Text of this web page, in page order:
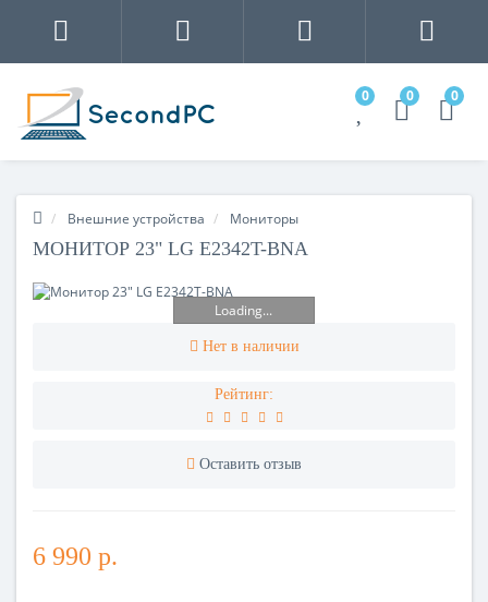
0 0 0
Внешние устройства Мониторы
МОНИТОР 23" LG E2342T-BNA
Loading...
Нет в наличии
Рейтинг:
Оставить отзыв
6 990 р.